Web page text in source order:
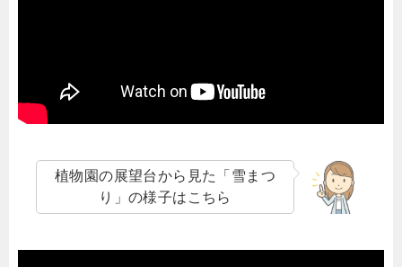
植物園の展望台から見た「雪まつ
り」の様子はこちら